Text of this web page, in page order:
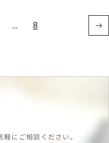
… 8
にご相談ください。